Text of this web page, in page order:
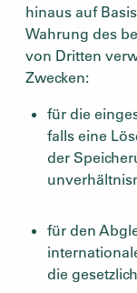
hinaus auf
Wahrung des
von Dritten
Zwecken:
für die
falls eine
der
für den
die